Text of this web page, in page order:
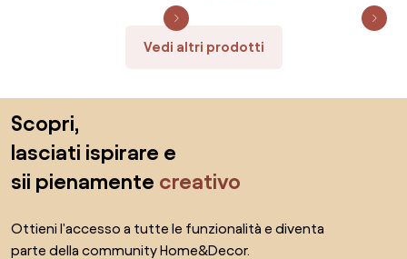
Vedi altri prodotti
Scopri,
lasciati ispirare e
sii pienamente creativo
Ottieni l'accesso a tutte le funzionalità e diventa
parte della community Home&Decor.